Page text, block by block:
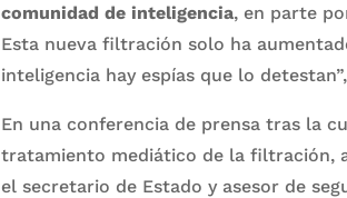
comunidad de inteligencia, en parte
Esta nueva filtración solo ha
inteligencia hay espías que lo
En una conferencia de prensa tras la
tratamiento mediático de la filtración,
el secretario de Estado y asesor de